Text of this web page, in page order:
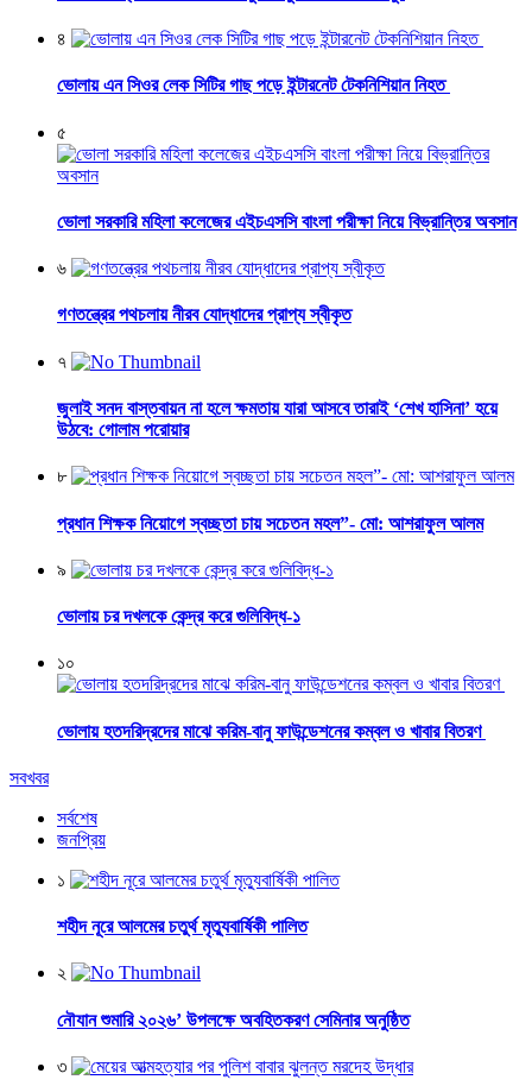
৪
ভোলায় এন সিওর লেক সিটির গাছ পড়ে ইন্টারনেট টেকনিশিয়ান নিহত
৫
ভোলা সরকারি মহিলা কলেজের এইচএসসি বাংলা পরীক্ষা নিয়ে বিভ্রান্তির অবসান
৬
গণতন্ত্রের পথচলায় নীরব যোদ্ধাদের প্রাপ্য স্বীকৃত
৭
জুলাই সনদ বাস্তবায়ন না হলে ক্ষমতায় যারা আসবে তারাই ‘শেখ হাসিনা’ হয়ে
উঠবে: গোলাম পরোয়ার
৮
প্রধান শিক্ষক নিয়োগে স্বচ্ছতা চায় সচেতন মহল”- মো: আশরাফুল আলম
৯
ভোলায় চর দখলকে কেন্দ্র করে গুলিবিদ্ধ-১
১০
ভোলায় হতদরিদ্রদের মাঝে করিম-বানু ফাউন্ডেশনের কম্বল ও খাবার বিতরণ
সবখবর
সর্বশেষ
জনপ্রিয়
১
শহীদ নূরে আলমের চতুর্থ মৃত্যুবার্ষিকী পালিত
২
নৌযান শুমারি ২০২৬’ উপলক্ষে অবহিতকরণ সেমিনার অনুষ্ঠিত
৩